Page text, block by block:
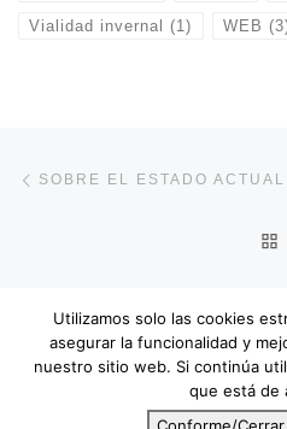
Vialidad invernal (1) WEB
Navegación de
SOBRE EL ESTADO
APME– Todos
Funciona conWP–
Utilizamos solo las cookies
asegurar la funcionalidad y
nuestro sitio web. Si continúa
que está de